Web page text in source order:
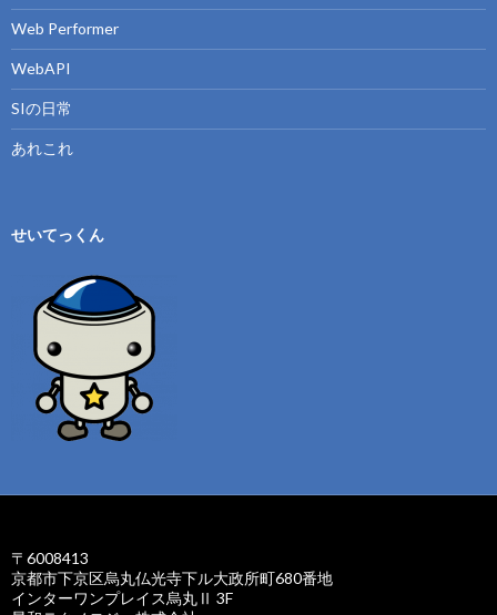
Web Performer
WebAPI
SIの日常
あれこれ
せいてっくん
〒6008413
京都市下京区烏丸仏光寺下ル大政所町680番地
インターワンプレイス烏丸Ⅱ 3F